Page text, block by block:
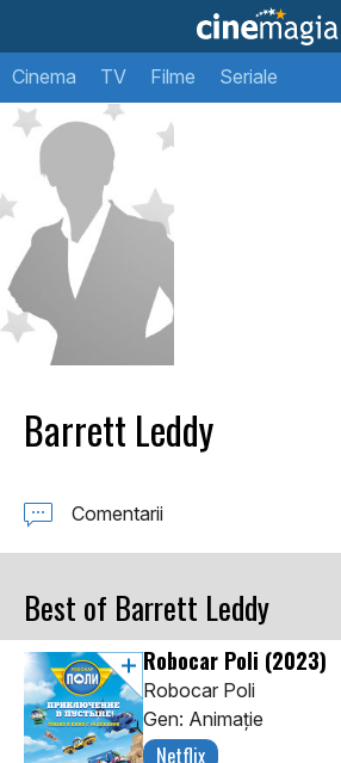
Cinema TV Filme Seriale
Barrett Leddy
Comentarii
Best of Barrett Leddy
Robocar Poli (2023)
Robocar Poli
Gen: Animaţie
Netflix